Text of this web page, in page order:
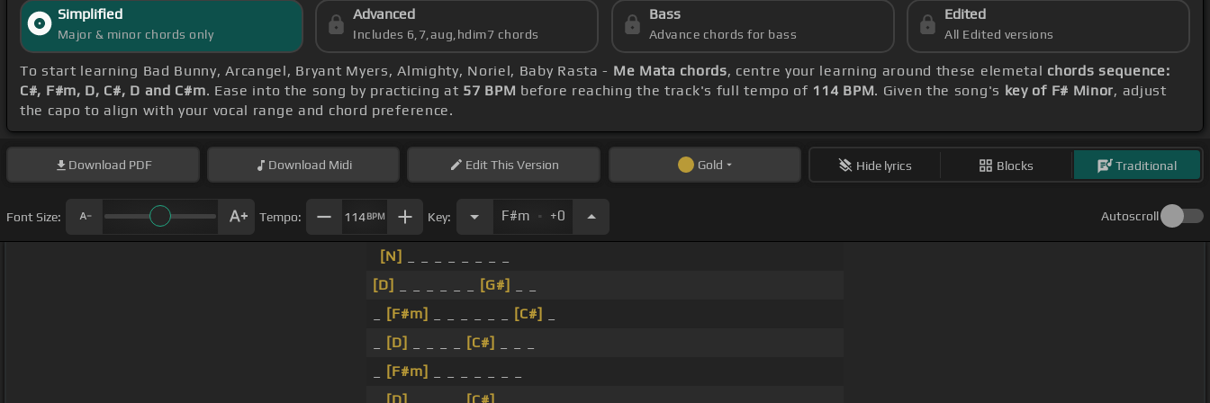
Simplified
Major & minor chords only
Advanced
Includes 6,7,aug,hdim7 chords
Bass
Advance chords for bass
Edited
All Edited versions
To start learning Bad Bunny, Arcangel, Bryant Myers, Almighty, Noriel, Baby Rasta - Me Mata chords, centre your learning around these elemetal chords sequence:
C#, F#m, D, C#, D and C#m. Ease into the song by practicing at 57 BPM before reaching the track's full tempo of 114 BPM. Given the song's key of F# Minor, adjust
the capo to align with your vocal range and chord preference.
Download PDF Download Midi EditThis Version Gold Hide lyrics Blocks Traditional
Font Size: Tempo: 114BPM Key: F#m . +0 Autoscroll
[N]
[D]
[G#]
[F#m] [C#]
[D] [C#]
[F#m]